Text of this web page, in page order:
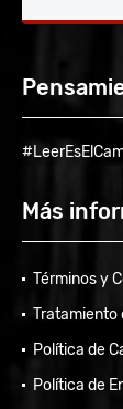
Más
Términos y
Tratamiento
Política de
Política de